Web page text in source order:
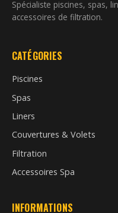
Spécialiste piscines, spas,
accessoires de filtration.
CATÉGORIES
Piscines
Spas
Liners
Couvertures & Volets
Filtration
Accessoires Spa
INFORMATIONS